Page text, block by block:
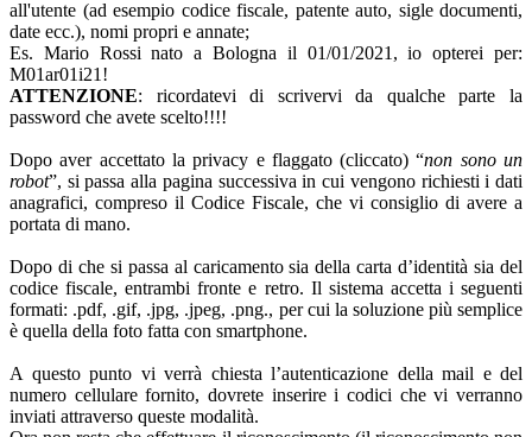
all'utente (ad esempio codice fiscale, patente auto, sigle documenti,
date ecc.), nomi propri e annate;
Es. Mario Rossi nato a Bologna il 01/01/2021, io opterei per:
M01ar01i21!
ATTENZIONE: ricordatevi di scrivervi da qualche parte la
password che avete scelto!!!!
Dopo aver accettato la privacy e flaggato (cliccato) “non sono un
robot”, si passa alla pagina successiva in cui vengono richiesti i dati
anagrafici, compreso il Codice Fiscale, che vi consiglio di avere a
portata di mano.
Dopo di che si passa al caricamento sia della carta d’identità sia del
codice fiscale, entrambi fronte e retro. Il sistema accetta i seguenti
formati: .pdf, .gif, .jpg, .jpeg, .png., per cui la soluzione più semplice
è quella della foto fatta con smartphone.
A questo punto vi verrà chiesta l’autenticazione della mail e del
numero cellulare fornito, dovrete inserire i codici che vi verranno
inviati attraverso queste modalità.